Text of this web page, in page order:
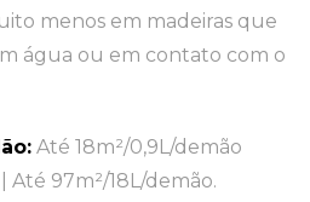
menos em madeiras que
água ou em contato com o
Até 18m²/0,9L/demão
Até 97m²/18L/demão.